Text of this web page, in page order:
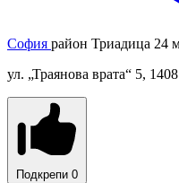
София район Триадица 24
ул. „Траянова врата“ 5,
Подкрепи 0